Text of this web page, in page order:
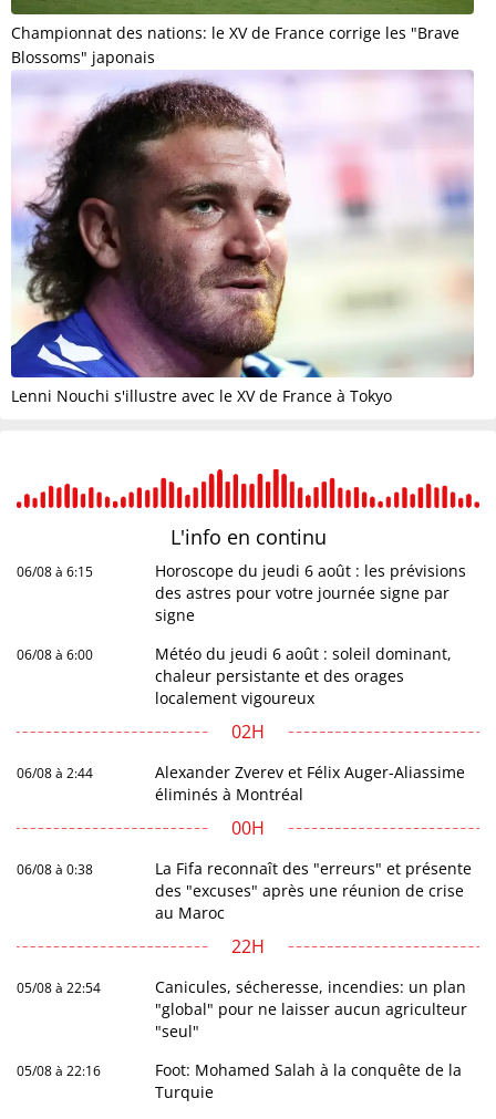
Championnat des nations: le XV de France corrige les "Brave
Blossoms" japonais
Lenni Nouchi s'illustre avec le XV de France à Tokyo
L'info en continu
06/08 à 6:15
Horoscope du jeudi 6 août : les prévisions
des astres pour votre journée signe par
signe
06/08 à 6:00
Météo du jeudi 6 août : soleil dominant,
chaleur persistante et des orages
localement vigoureux
02H
06/08 à 2:44
Alexander Zverev et Félix Auger-Aliassime
éliminés à Montréal
00H
06/08 à 0:38
La Fifa reconnaît des "erreurs" et présente
des "excuses" après une réunion de crise
au Maroc
22H
05/08 à 22:54
Canicules, sécheresse, incendies: un plan
"global" pour ne laisser aucun agriculteur
"seul"
05/08 à 22:16
Foot: Mohamed Salah à la conquête de la
Turquie